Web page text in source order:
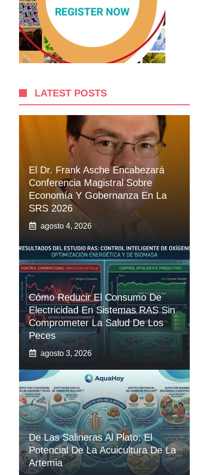
LATEST POSTS
El Dr. Frank Asche Encabezará
Conferencia Magistral Sobre
Economía Y Gobernanza En La
SRS 2026
agosto 4, 2026
Cómo Reducir El Consumo De
Electricidad En Sistemas RAS Sin
Comprometer La Salud De Los
Peces
agosto 3, 2026
De Las Salineras Al Plato: El
Potencial De La Acuicultura De La
Artemia